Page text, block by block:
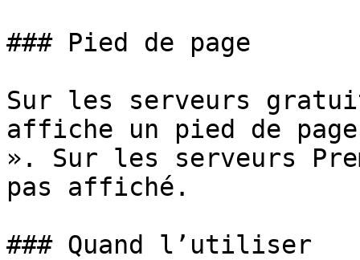
### Pied de page
Sur les serveurs
affiche un pied de
». Sur les serveurs
pas affiché.
### Quand l’utiliser